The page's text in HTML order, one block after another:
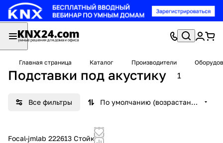
Главная страница Каталог Производители
Подставки под акустику 1
Все фильтры По умолчанию (возрастание)
Focal-jmlab 222613 Стойка